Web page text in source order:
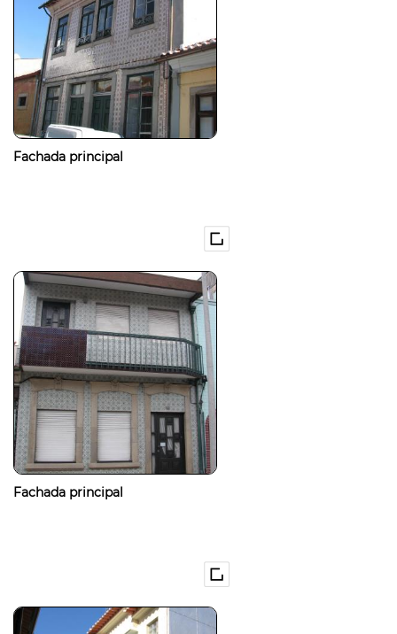
Fachada principal
Fachada principal